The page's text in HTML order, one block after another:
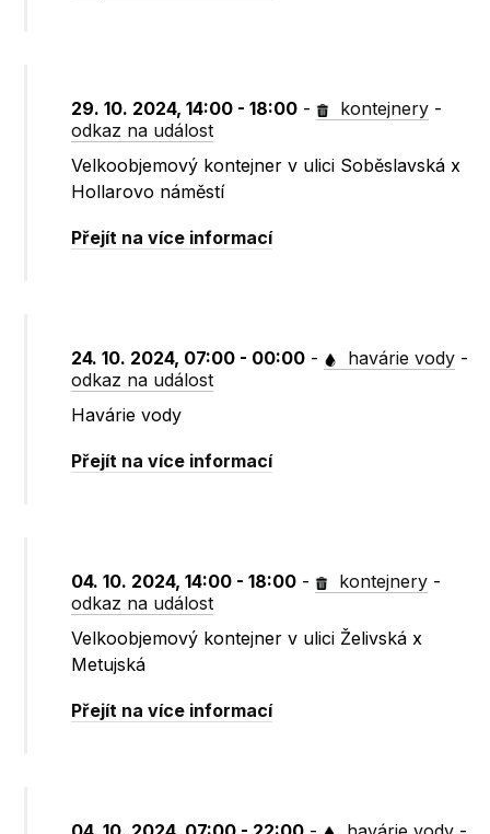
29. 10. 2024, 14:00 - 18:00 - kontejnery -
odkaz na událost
Velkoobjemový kontejner v ulici Soběslavská x
Hollarovo náměstí
Přejít na více informací
24. 10. 2024, 07:00 - 00:00 - havárie vody -
odkaz na událost
Havárie vody
Přejít na více informací
04. 10. 2024, 14:00 - 18:00 - kontejnery -
odkaz na událost
Velkoobjemový kontejner v ulici Želivská x
Metujská
Přejít na více informací